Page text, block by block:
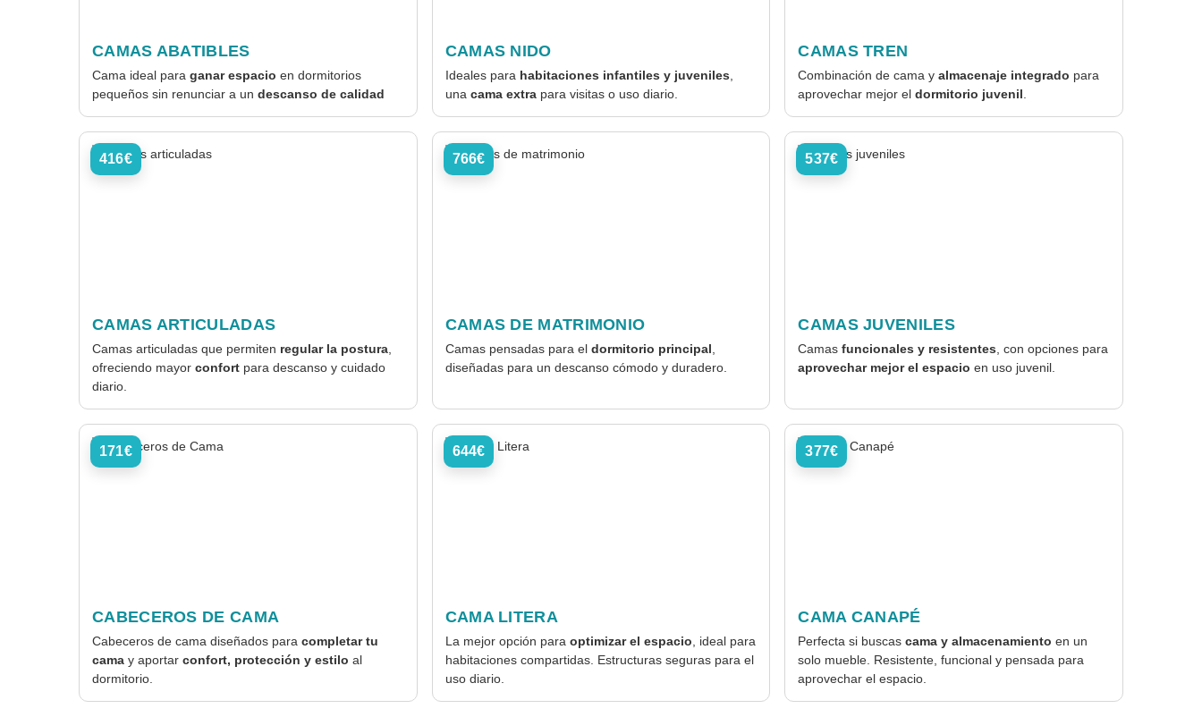
CAMAS ABATIBLES
Cama ideal para ganar espacio en dormitorios
pequeños sin renunciar a un descanso de calidad
CAMAS NIDO
Ideales para habitaciones infantiles y juveniles
una cama extrapara visitas o uso diario.
CAMAS TREN
Combinación de cama yalmacenaje integrado para
aprovechar mejor eldormitorio juvenil
416€
CAMAS ARTICULADAS
Camas articuladas que permiten regular la postura
ofreciendo mayor confort para descanso y cuidado
diario.
766€
CAMAS DE MATRIMONIO
Camas pensadas para el dormitorio principal
diseñadas para un descanso cómodo y duradero.
537€
CAMAS JUVENILES
Camasfuncionales y resistentes , con opciones para
aprovechar mejor el espacio en uso juvenil.
171€
CABECEROS DE CAMA
Cabeceros de cama diseñados para completar tu
cama y aportar confort, protección y estilo al
dormitorio.
644€
CAMA LITERA
La mejor opción para optimizar el espacio , ideal para
habitaciones compartidas. Estructuras seguras para el
uso diario.
377€
CAMA CANAPÉ
Perfecta si buscascama y almacenamiento en un
solo mueble. Resistente, funcional y pensada para
aprovechar el espacio.